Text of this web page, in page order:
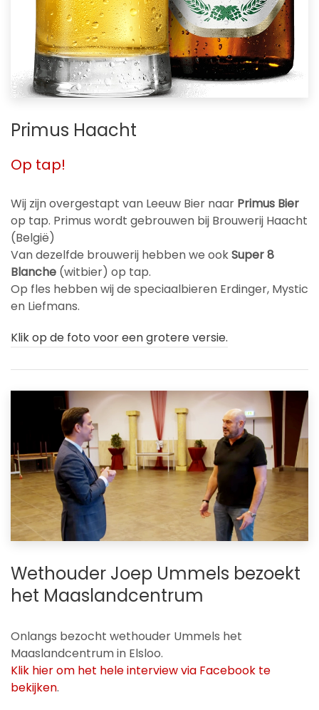
Primus Haacht
Op tap!
Wij zijn overgestapt van Leeuw Bier naar Primus Bier
op tap. Primus wordt gebrouwen bij Brouwerij Haacht
(België)
Van dezelfde brouwerij hebben we ookSuper 8
Blanche (witbier) op tap.
Op fles hebben wij de speciaalbieren Erdinger, Mystic
en Liefmans.
Klik op de foto voor een grotere versie.
Wethouder Joep Ummels bezoekt
het Maaslandcentrum
Onlangs bezocht wethouder Ummels het
Maaslandcentrum in Elsloo.
Klik hier om het hele interview via Facebook te
bekijken.